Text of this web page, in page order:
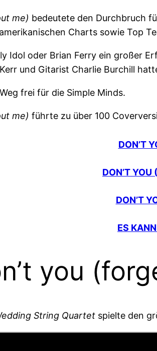
me) bedeutete den Durchbruch
Charts sowie Top
Idol oder Brian Ferry ein großer
und Gitarist Charlie Burchill
frei für die Simple Minds.
me) führte zu über 100
DON’T
DON’T
DON’T
ES
you
String Quartet spielte den